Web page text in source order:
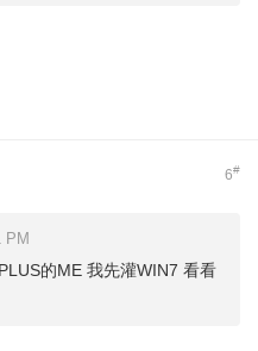
6#
PM
的ME 我先灌WIN7 看看